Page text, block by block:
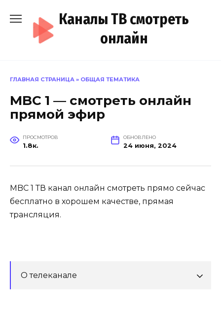
содержанию
Каналы ТВ смотреть
онлайн
ГЛАВНАЯ СТРАНИЦА » ОБЩАЯ ТЕМАТИКА
MBC 1 — смотреть онлайн
прямой эфир
ПРОСМОТРОВ
1.8к.
ОБНОВЛЕНО
24 июня, 2024
MBC 1 ТВ канал онлайн смотреть прямо сейчас
бесплатно в хорошем качестве, прямая
трансляция.
О телеканале